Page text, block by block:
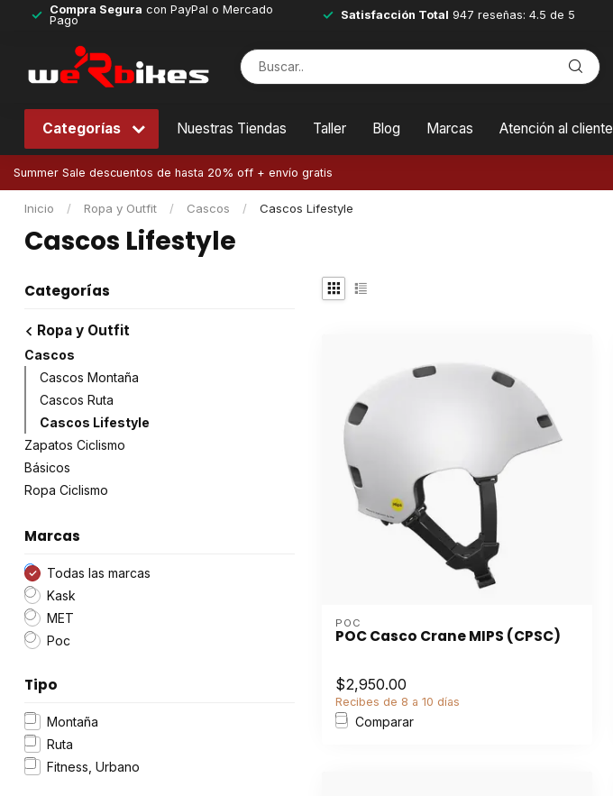
Compra Segura con PayPal o Mercado
Pago
Satisfacción Total 947 reseñas: 4.5 de 5
Categorías Nuestras Tiendas Taller Blog Marcas Atención al cliente
Summer Sale descuentos de hasta 20% off + envío gratis
Inicio / Ropa y Outfit / Cascos / Cascos Lifestyle
Cascos Lifestyle
Categorías
Ropa y Outfit
Cascos
Cascos Montaña
Cascos Ruta
Cascos Lifestyle
Zapatos Ciclismo
Básicos
Ropa Ciclismo
Marcas
Todas las marcas
Kask
MET
Poc
Tipo
Montaña
Ruta
Fitness, Urbano
POC
POC Casco Crane MIPS (CPSC)
$2,950.00
Recibes de 8 a 10 días
Comparar